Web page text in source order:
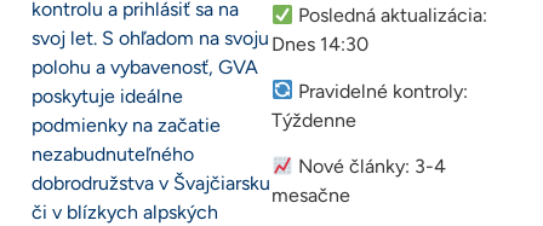
kontrolu a prihlásiť sa na
svoj let. S ohľadom na svoju
polohu a vybavenosť, GVA
poskytuje ideálne
podmienky na začatie
nezabudnuteľného
dobrodružstva v Švajčiarsku
či v blízkych alpských
Posledná aktualizácia:
Dnes 14:30
Pravidelné kontroly:
Týždenne
Nové články: 3-4
mesačne